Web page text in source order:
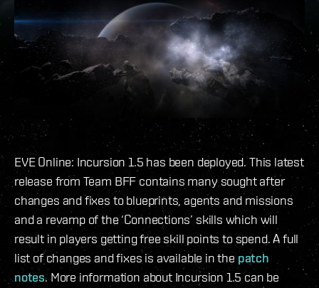
EVE Online: Incursion 1.5 has been deployed. This latest
release from Team BFF contains many sought after
changes and fixes to blueprints, agents and missions
and a revamp of the ‘Connections’ skills which will
result in players getting free skill points to spend. A full
list of changes and fixes is available in the patch
notes. More information about Incursion 1.5 can be